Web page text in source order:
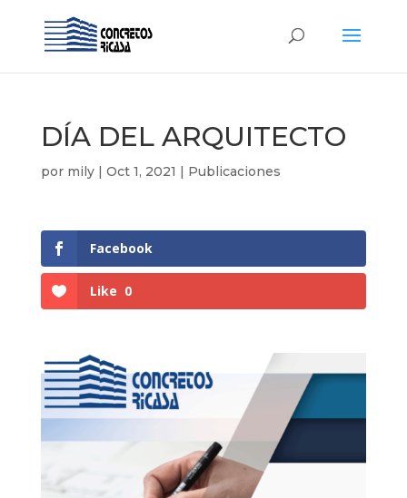
DÍA DEL ARQUITECTO
por mily| Oct 1, 2021 | Publicaciones
Facebook
Like 0